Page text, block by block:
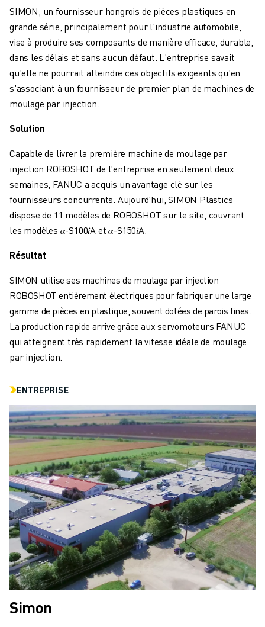
SOLUTIONS POUR LES INDUSTRIES
SOLUTIONS POUR L'ÉDUCATION
WORLDSKILLS ET JEUNES TALENTS
ACTUALITÉS ET MÉDIAS
EVÉNEMENTS
ÉVÉNEMENTS ÉDUCATIFS
A PROPOS DE FANUC
FANUC EN EUROPE
NOS SITES
DÉVELOPPEMENT DURABLE
CARRIÈRE
FAÇONNEZ VOTRE AVENIR AVEC FANUC
REJOIGNEZ-NOUS
CONTACT
LOCALISATION DES SITES
IMPRESSION
SIMON, un fournisseur hongrois de pièces plastiques en
grande série, principalement pour l'industrie automobile,
vise à produire ses composants de manière efficace, durable,
dans les délais et sans aucun défaut. L'entreprise savait
qu'elle ne pourrait atteindre ces objectifs exigeants qu'en
s'associant à un fournisseur de premier plan de machines de
moulage par injection.
Solution
Capable de livrer la première machine de moulage par
injection ROBOSHOT de l'entreprise en seulement deux
semaines, FANUC a acquis un avantage clé sur les
fournisseurs concurrents. Aujourd'hui, SIMON Plastics
dispose de 11 modèles de ROBOSHOT sur le site, couvrant
les modèles 𝛼-S100𝑖A et 𝛼-S150𝑖A.
Résultat
SIMON utilise ses machines de moulage par injection
ROBOSHOT entièrement électriques pour fabriquer une large
gamme de pièces en plastique, souvent dotées de parois fines.
La production rapide arrive grâce aux servomoteurs FANUC
qui atteignent très rapidement la vitesse idéale de moulage
par injection.
ENTREPRISE
Simon